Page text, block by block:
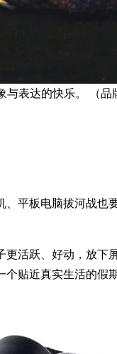
与表达的快乐。 （品
、平板电脑拔河战也
更活跃、好动，放下
贴近真实生活的假期